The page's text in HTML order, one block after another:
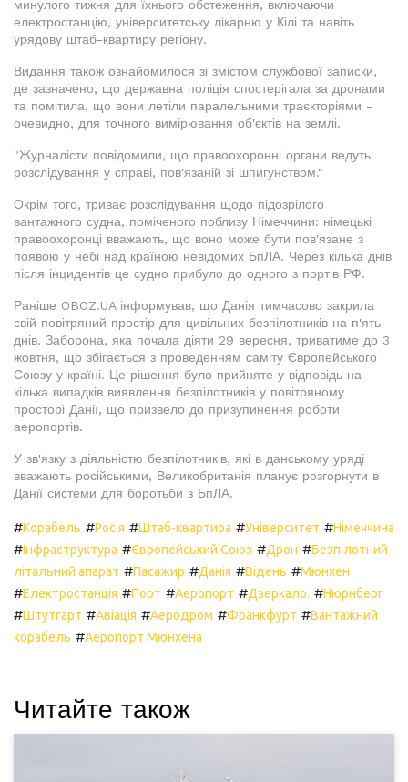
минулого тижня для їхнього обстеження, включаючи
електростанцію, університетську лікарню у Кілі та навіть
урядову штаб-квартиру регіону.
Видання також ознайомилося зі змістом службової записки,
де зазначено, що державна поліція спостерігала за дронами
та помітила, що вони летіли паралельними траєкторіями -
очевидно, для точного вимірювання об'єктів на землі.
"Журналісти повідомили, що правоохоронні органи ведуть
розслідування у справі, пов'язаній зі шпигунством."
Окрім того, триває розслідування щодо підозрілого
вантажного судна, поміченого поблизу Німеччини: німецькі
правоохоронці вважають, що воно може бути пов'язане з
появою у небі над країною невідомих БпЛА. Через кілька днів
після інцидентів це судно прибуло до одного з портів РФ.
Раніше OBOZ.UA інформував, що Данія тимчасово закрила
свій повітряний простір для цивільних безпілотників на п'ять
днів. Заборона, яка почала діяти 29 вересня, триватиме до 3
жовтня, що збігається з проведенням саміту Європейського
Союзу у країні. Це рішення було прийняте у відповідь на
кілька випадків виявлення безпілотників у повітряному
просторі Данії, що призвело до призупинення роботи
аеропортів.
У зв'язку з діяльністю безпілотників, які в данському уряді
вважають російськими, Великобританія планує розгорнути в
Данії системи для боротьби з БпЛА.
#Корабель #Росія #Штаб-квартира #Університет #Німеччина
#Інфраструктура #Європейський Союз #Дрон #Безпілотний
літальний апарат #Пасажир #Данія #Відень #Мюнхен
#Електростанція #Порт #Аеропорт #Дзеркало. #Нюрнберг
#Штутгарт #Авіація #Аеродром #Франкфурт #Вантажний
корабель #Аеропорт Мюнхена
Читайте також